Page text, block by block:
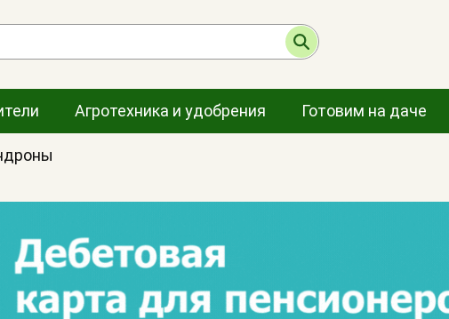
Агротехника и удобрения Готовим на даче